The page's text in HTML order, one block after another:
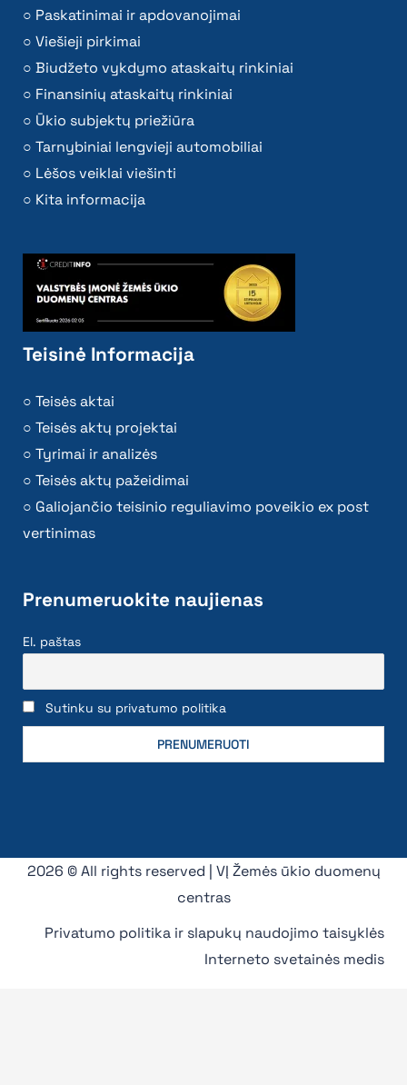
Paskatinimai ir apdovanojimai
Viešieji pirkimai
Biudžeto vykdymo ataskaitų rinkiniai
Finansinių ataskaitų rinkiniai
Ūkio subjektų priežiūra
Tarnybiniai lengvieji automobiliai
Lėšos veiklai viešinti
Kita informacija
Teisinė Informacija
Teisės aktai
Teisės aktų projektai
Tyrimai ir analizės
Teisės aktų pažeidimai
Galiojančio teisinio reguliavimo poveikio ex post
vertinimas
Prenumeruokite naujienas
El. paštas
Sutinku su privatumo politika
2026 © All rights reserved | VĮ Žemės ūkio duomenų
centras
Privatumo politika ir slapukų naudojimo taisyklės
Interneto svetainės medis